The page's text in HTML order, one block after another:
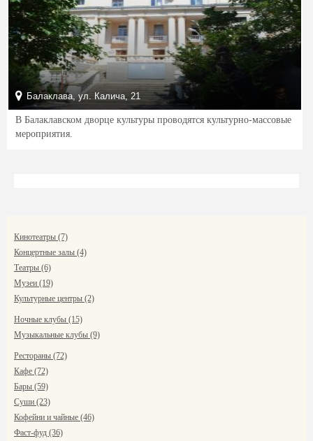
Балаклава, ул. Калича, 21
В Балаклавском дворце культуры проводятся культурно-массовые
мероприятия.
Кинотеатры (7)
Концертные залы (4)
Театры (6)
Музеи (19)
Культурные центры (2)
Ночные клубы (15)
Музыкальные клубы (9)
Рестораны (72)
Кафе (72)
Бары (59)
Суши (23)
Кофейни и чайные (46)
Фаст-фуд (36)